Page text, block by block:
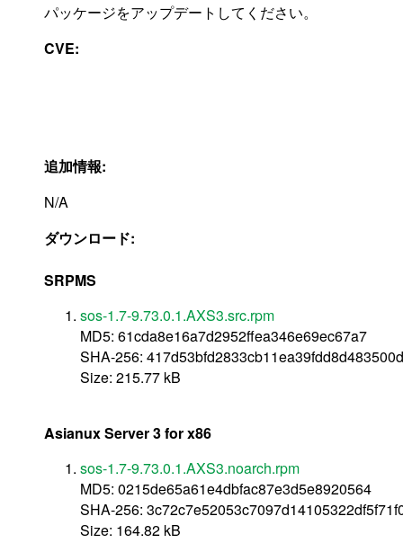
パッケージをアップデートしてください。
CVE:
追加情報:
N/A
ダウンロード:
SRPMS
sos-1.7-9.73.0.1.AXS3.src.rpm
MD5: 61cda8e16a7d2952ffea346e69ec67a7
SHA-256:
Size: 215.77 kB
Asianux Server 3 for x86
sos-1.7-9.73.0.1.AXS3.noarch.rpm
MD5: 0215de65a61e4dbfac87e3d5e8920564
SHA-256:
Size: 164.82 kB